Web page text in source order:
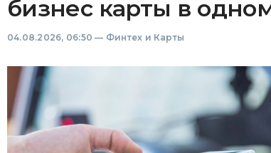
бизнес карты в
04.08.2026, 06:50 — Финтех и Карты